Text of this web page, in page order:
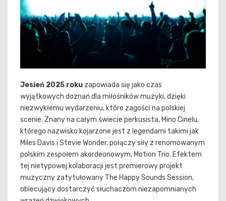
Jesień 2025 roku zapowiada się jako czas
wyjątkowych doznań dla miłośników muzyki, dzięki
niezwykłemu wydarzeniu, które zagości na polskiej
scenie. Znany na całym świecie perkusista, Mino Cinelu,
którego nazwisko kojarzone jest z legendami takimi jak
Miles Davis i Stevie Wonder, połączy siły z renomowanym
polskim zespołem akordeonowym, Motion Trio. Efektem
tej nietypowej kolaboracji jest premierowy projekt
muzyczny zatytułowany The Happy Sounds Session,
obiecujący dostarczyć słuchaczom niezapomnianych